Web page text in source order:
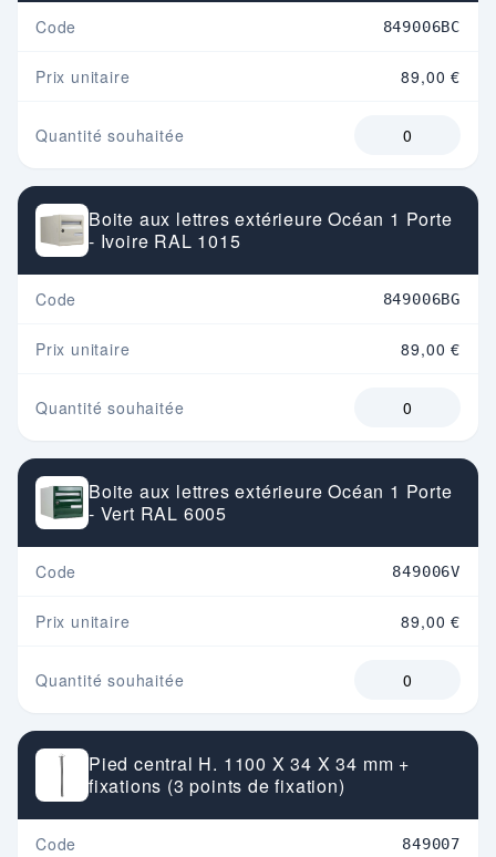
Code 849006BC
Prix unitaire 89,00 €
Quantité souhaitée
Boite aux lettres extérieure Océan 1 Porte
- Ivoire RAL 1015
Code 849006BG
Prix unitaire 89,00 €
Quantité souhaitée
Boite aux lettres extérieure Océan 1 Porte
- Vert RAL 6005
Code 849006V
Prix unitaire 89,00 €
Quantité souhaitée
Pied central H. 1100 X 34 X 34 mm +
fixations (3 points de fixation)
Code 849007